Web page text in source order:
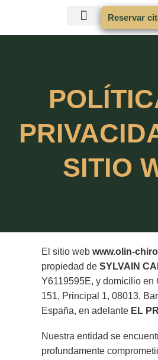
Reservar
SITIO
El sitio web www.olin-
propiedad de SYLVAIN
Y6119595E, y domicilio en
151, Principal 1, 08013,
España, en adelante EL
Nuestra entidad se
profundamente